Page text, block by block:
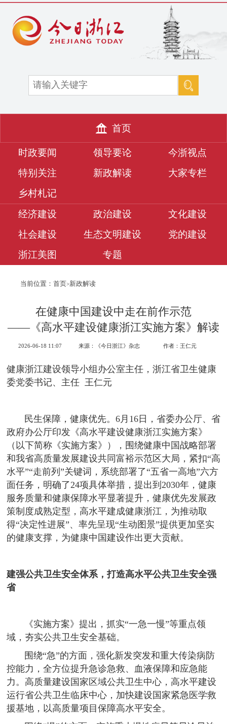
首页
时政要闻 领导要论
今浙视点
特别关注
新政解读
大家专栏
乡村札记
经济建设
政治建设
文化建设
社会建设
生态文明建设
党的建设
浙江美图
专题
当前位置： 首页>新政解读
在健康中国建设中走在前作示范
——《高水平建设健康浙江实施方案》解读
2026-06-18 11:07 来源：《今日浙江》杂志 作者：王仁元
健康浙江建设领导小组办公室主任，浙江省卫生健康
委党委书记、主任 王仁元
民生保障，健康优先。6月16日，省委办公厅、省
政府办公厅印发《高水平建设健康浙江实施方案》
（以下简称《实施方案》），围绕健康中国战略部署
和我省高质量发展建设共同富裕示范区大局，紧扣“高
水平”“走前列”关键词，系统部署了“五省一高地”六方
面任务，明确了24项具体举措，提出到2030年，健康
服务质量和健康保障水平显著提升，健康优先发展政
策制度成熟定型，高水平建成健康浙江，为推动取
得“决定性进展”、率先呈现“生动图景”提供更加坚实
的健康支撑，为健康中国建设作出更大贡献。
建强公共卫生安全体系，打造高水平公共卫生安全强
省
《实施方案》提出，抓实“一急一慢”等重点领
域，夯实公共卫生安全基础。
围绕“急”的方面，强化新发突发和重大传染病防
控能力，全方位提升急诊急救、血液保障和应急能
力。高质量建设国家区域公共卫生中心，高水平建设
运行省公共卫生临床中心，加快建设国家紧急医学救
援基地，以高质量项目保障高水平安全。